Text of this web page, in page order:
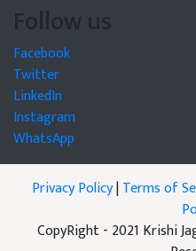
Follow us
Facebook
Twitter
LinkedIn
Instagram
WhatsApp
Privacy Policy|Terms of
CopyRight - 2021 Krishi